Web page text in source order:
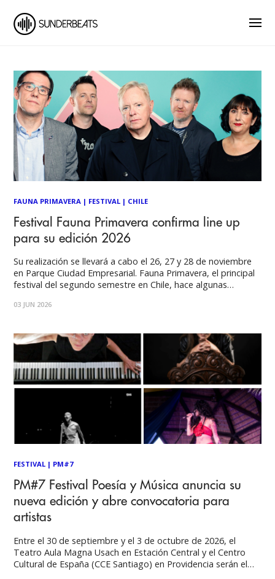
FAUNA PRIMAVERA | FESTIVAL | CHILE
Festival Fauna Primavera confirma line up
para su edición 2026
Su realización se llevará a cabo el 26, 27 y 28 de noviembre
en Parque Ciudad Empresarial. Fauna Primavera, el principal
festival del segundo semestre en Chile, hace algunas
de noviembre. Junto con ello, The Strokes fue la
03 JUN 2026
FESTIVAL | PM#7
PM#7 Festival Poesía y Música anuncia su
nueva edición y abre convocatoria para
artistas
Entre el 30 de septiembre y el 3 de octubre de 2026, el
Teatro Aula Magna Usach en Estación Central y el Centro
Cultural de España (CCE Santiago) en Providencia serán el